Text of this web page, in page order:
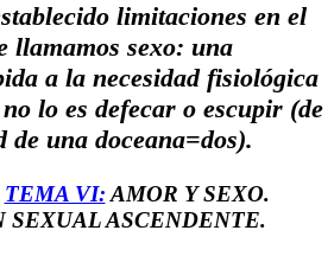
limitaciones en el
llamamos sexo: una
a la necesidad fisiológica
lo es defecar o escupir (de
de una doceana=dos).
TEMA VI: AMOR Y SEXO.
SEXUAL ASCENDENTE.